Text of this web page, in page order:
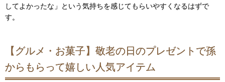
してよかったな」という気持ちを感じてもらいやすくなるはずで
す。
【グルメ・お菓子】敬老の日のプレゼントで孫
からもらって嬉しい人気アイテム